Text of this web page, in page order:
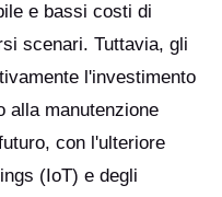
e bassi costi di
scenari. Tuttavia, gli
l'investimento
alla manutenzione
con l'ulteriore
(IoT) e degli